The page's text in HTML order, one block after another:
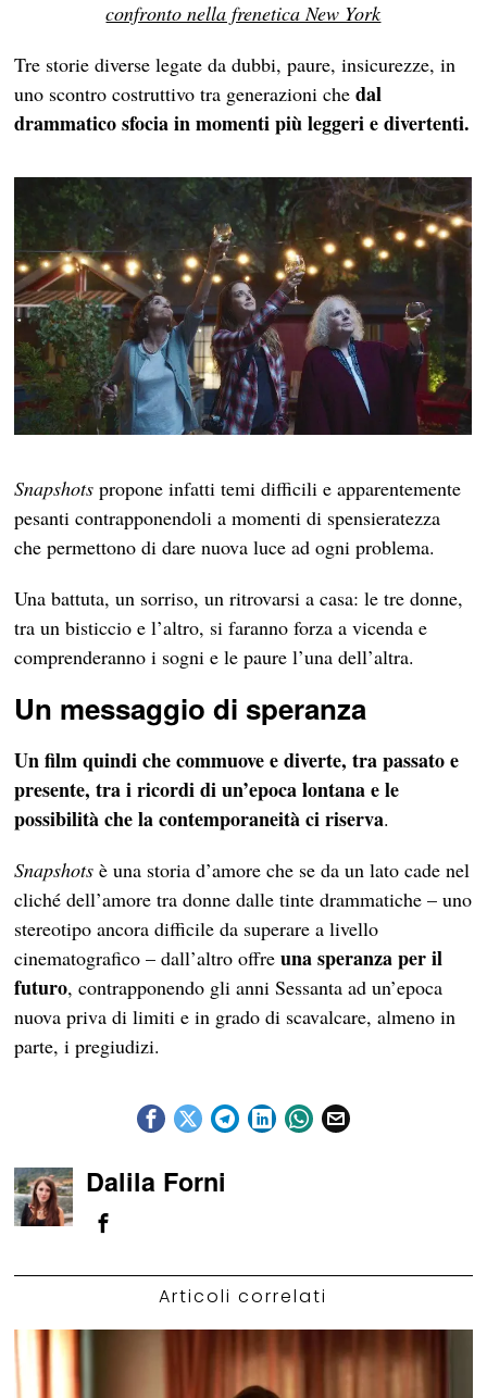
confronto nella frenetica New York
Tre storie diverse legate da dubbi, paure, insicurezze, in
uno scontro costruttivo tra generazioni chedal
drammatico sfocia in momenti più leggeri e divertenti.
Snapshots propone infatti temi difficili e apparentemente
pesanti contrapponendoli a momenti di spensieratezza
che permettono di dare nuova luce ad ogni problema.
Una battuta, un sorriso, un ritrovarsi a casa: le tre donne,
tra un bisticcio e l’altro, si faranno forza a vicenda e
comprenderanno i sogni e le paure l’una dell’altra.
Un messaggio di speranza
Un film quindi che commuove e diverte, tra passato e
presente, tra i ricordi di un’epoca lontana e le
possibilità che la contemporaneità ci riserva.
Snapshots è una storia d’amore che se da un lato cade nel
cliché dell’amore tra donne dalle tinte drammatiche – uno
stereotipo ancora difficile da superare a livello
cinematografico – dall’altro offreuna speranza per il
futuro, contrapponendo gli anni Sessanta ad un’epoca
nuova priva di limiti e in grado di scavalcare, almeno in
parte, i pregiudizi.
Dalila Forni
Articoli correlati